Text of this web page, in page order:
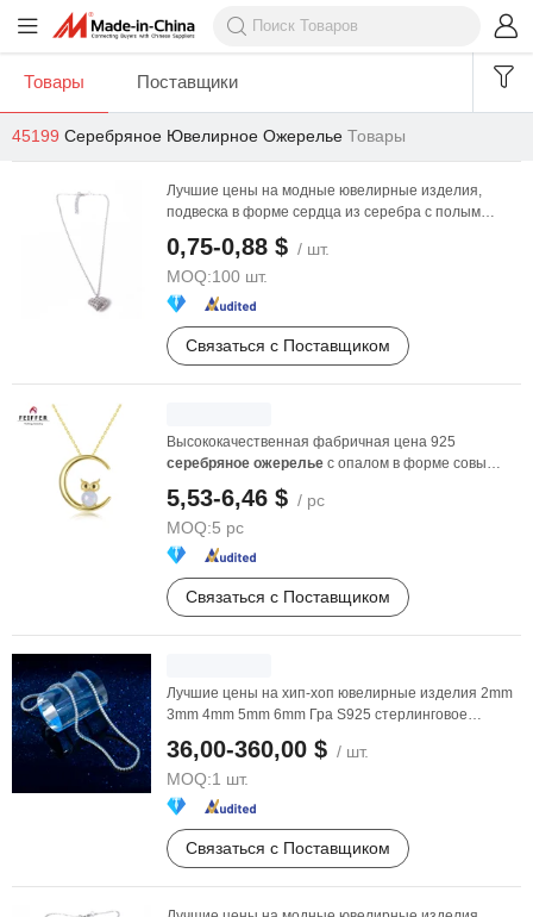
Товары Поставщики
45199 Серебряное Ювелирное Ожерелье Товары
Лучшие цены на модные ювелирные изделия,
подвеска в форме сердца из серебра с полым
0,75-0,88 $ / шт.
MOQ:100 шт.
Связаться с Поставщиком
Высококачественная фабричная цена 925
серебряное ожерелье с опалом в форме совы
ювелирные изделия из ...
5,53-6,46 $ / pc
MOQ:5 pc
Связаться с Поставщиком
Лучшие цены на хип-хоп ювелирные изделия 2mm
3mm 4mm 5mm 6mm Гра S925 стерлинговое
36,00-360,00 $ / шт.
MOQ:1 шт.
Связаться с Поставщиком